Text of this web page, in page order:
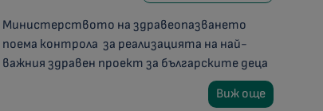
Министерството на здравеопазването
поема контрола за реализацията на най-
важния здравен проект за българските деца
Виж още